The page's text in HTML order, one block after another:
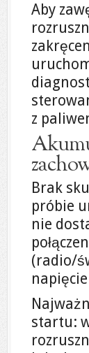
Aby
z
Brak
próbie
nie
(radio/
startu: